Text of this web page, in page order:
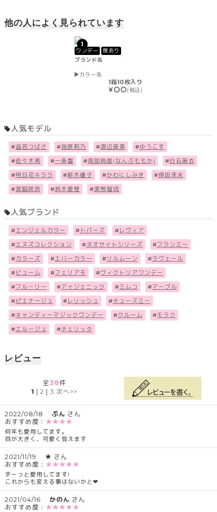
他の人によく見られています
1
ワンデー
度あり
ブランド名
カラー名
1箱10枚入り
￥〇〇(税込)
人気モデル
#益若つばさ #指原莉乃 #渡辺直美 #ゆうこす
#佐々木希 #一条響 #南部桃伽(なんぶももか) #白石麻衣
#明日花キララ #新木優子 #かわにしみき #倖田來未
#宮脇咲良 #鈴木愛理 #実熊瑠琉
人気ブランド
#エンジェルカラー # トパーズ # レヴィア
#エヌズコレクション #ネオサイトシリーズ #フランミー
# カラーズ #エバーカラー # リルムーン #ラヴェール
# ビューム #フェリアモ #ヴィクトリアワンデー
#フル－リー #アイジェニック #ミムコ #マーブル
# ピエナージュ # レリッシュ #チューズミー
#キャンディーマジックワンデー #クルーム #モラク
#エルージュ #チェリッタ
レビュー
全38件
1 | 2 | 3 次へ>>
2022/08/18 ぷん さん
おすすめ度： ★★★★
何年も愛用してます。
目が大きく、可愛く見えます
2021/11/19 ★ さん
おすすめ度： ★★★★★
ずーっと愛用してます!
これからも変える事はないかと❤
2021/04/16 かのん さん
おすすめ度： ★★★★★